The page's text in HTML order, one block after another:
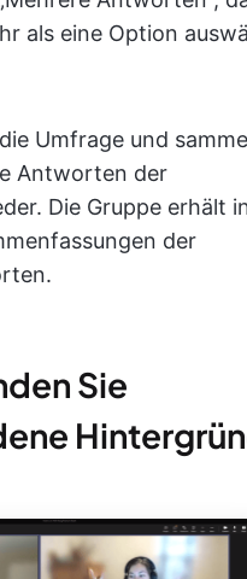
als eine Option
Umfrage und
Antworten der
Die Gruppe erhält
der
Sie